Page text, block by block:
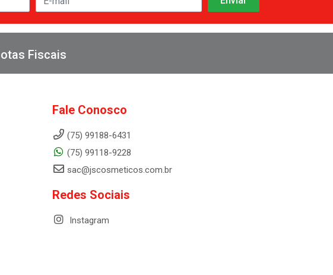
Fiscais
Fale Conosco
(75) 99188-6431
(75) 99118-9228
sac@jscosmeticos.com.br
Redes Sociais
Instagram